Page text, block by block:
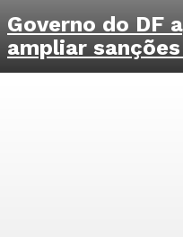
Governo do DF
ampliar